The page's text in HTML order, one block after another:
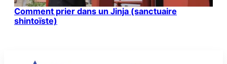
Comment prier dans un Jinja (sanctuaire
shintoïste)